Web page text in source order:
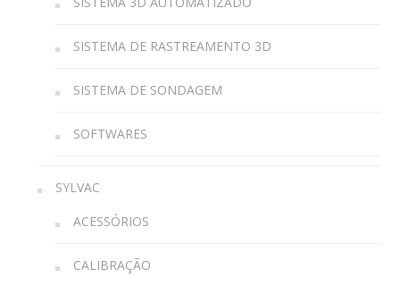
SISTEMA DE RASTREAMENTO 3D
SISTEMA DE SONDAGEM
SOFTWARES
SYLVAC
ACESSÓRIOS
CALIBRAÇÃO